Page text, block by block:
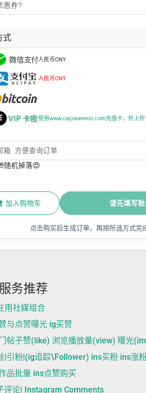
式
人民币CNY
人民币CNY
使用www.caijiwanmin.com充值卡，折上折
随机掉落😍
加入购物车 请先填写
点击购买后生成订单，再按所选方式完
务推荐
用社媒组合
与点赞曝光 ig买赞
帖子赞(like) 浏览播放量(view) 曝光
|引粉|(ig追踪\Follower) ins买粉 ins涨
品批量 ins点赞购买
评论| Instagram Comments